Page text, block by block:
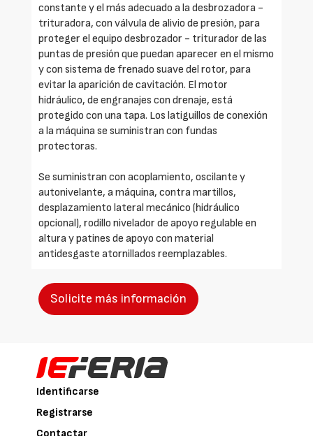
constante y el más adecuado a la desbrozadora -
trituradora, con válvula de alivio de presión, para
proteger el equipo desbrozador - triturador de las
puntas de presión que puedan aparecer en el mismo
y con sistema de frenado suave del rotor, para
evitar la aparición de cavitación. El motor
hidráulico, de engranajes con drenaje, está
protegido con una tapa. Los latiguillos de conexión
a la máquina se suministran con fundas
protectoras.
Se suministran con acoplamiento, oscilante y
autonivelante, a máquina, contra martillos,
desplazamiento lateral mecánico (hidráulico
opcional), rodillo nivelador de apoyo regulable en
altura y patines de apoyo con material
antidesgaste atornillados reemplazables.
Solicite más información
Identificarse
Registrarse
Contactar